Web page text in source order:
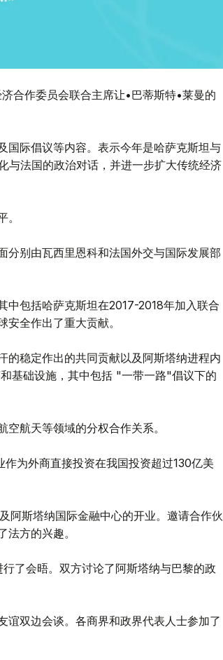
合作委员会联合主席让•巴蒂斯特•莱曼的
国际倡议等内容。表示今年是哈萨克斯坦与
与法国的政治对话，并进一步扩大传统经济
分别由瓦西里恩科和法国外交与国际发展部
中包括哈萨克斯坦在2017-2018年加入联合
全作出了重大贡献。
的稳定作出的共同贡献以及阿斯塔纳进程内
基础设施，其中包括 "一带一路"倡议下的
航天等领域的分权合作关系。
为外商直接投资在我国投资超过130亿美
阿斯塔纳国际金融中心的开业。邀请合作伙
方的兴趣。
了会晤。双方讨论了阿斯塔纳与巴黎的政
双边会谈。各商界和政界代表人士参加了